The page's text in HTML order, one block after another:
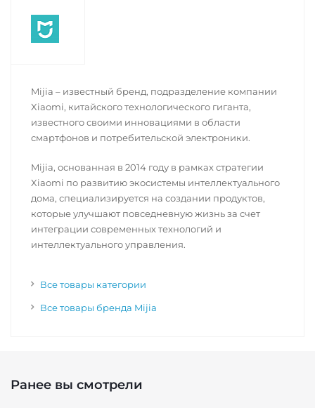
Mijia – известный бренд, подразделение компании
Xiaomi, китайского технологического гиганта,
известного своими инновациями в области
смартфонов и потребительской электроники.
Mijia, основанная в 2014 году в рамках стратегии
Xiaomi по развитию экосистемы интеллектуального
дома, специализируется на создании продуктов,
которые улучшают повседневную жизнь за счет
интеграции современных технологий и
интеллектуального управления.
Все товары категории
Все товары бренда Mijia
Ранее вы смотрели